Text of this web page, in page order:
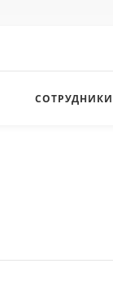
СОТРУДНИКИ